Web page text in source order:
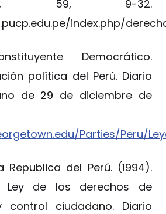
59, 9-32.
index.php/
Democrático.
política del Perú. Diario
de 29 de diciembre de
Parties/Peru/
del Perú. (1994).
Ley de los derechos de
control ciudadano. Diario